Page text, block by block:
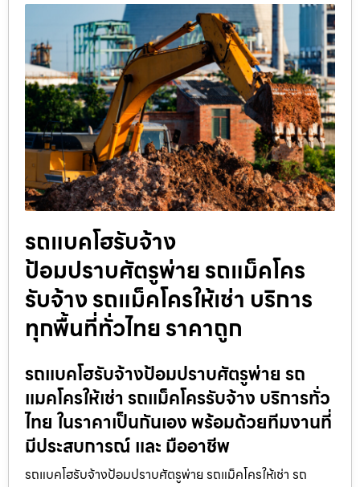
รถแบคโฮรับจ้าง
ป้อมปราบศัตรูพ่าย รถแม็คโคร
รับจ้าง รถแม็คโครให้เช่า บริการ
ทุกพื้นที่ทั่วไทย ราคาถูก
รถแบคโฮรับจ้างป้อมปราบศัตรูพ่าย รถ
แมคโครให้เช่า รถแม็คโครรับจ้าง บริการทั่ว
ไทย ในราคาเป็นกันเอง พร้อมด้วยทีมงานที่
มีประสบการณ์ และ มืออาชีพ
รถแบคโฮรับจ้างป้อมปราบศัตรูพ่าย รถแม็คโครให้เช่า รถ